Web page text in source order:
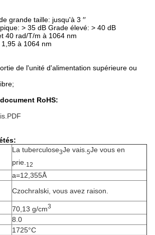
grande taille: jusqu'à 3 ′′
> 35 dB Grade élevé: > 40 dB
40 rad/T/m à 1064 nm
à 1064 nm
de l'unité d'alimentation supérieure ou
RoHS:
La tuberculose3Je vais. 5Je vous en
prie. 12
a=12,355Å
Czochralski, vous avez raison.
70,13 g/cm3
8.0
1725°C